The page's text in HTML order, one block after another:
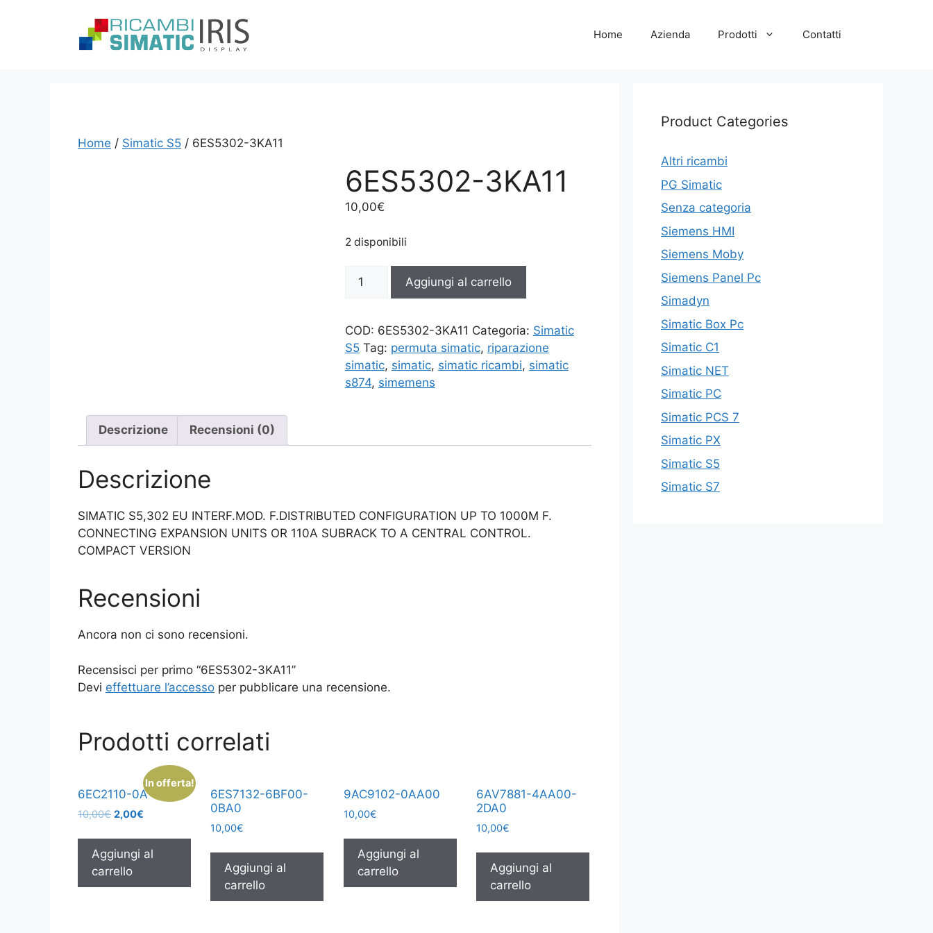
Home Azienda Prodotti Contatti
Home / Simatic S5 / 6ES5302-3KA11
6ES5302-3KA11
10,00€
2 disponibili
3KA11
Aggiungi al carrello
COD: 6ES5302-3KA11 Categoria: Simatic
S5 Tag: permuta simatic, riparazione
simatic, simatic, simatic ricambi, simatic
s874, simemens
Descrizione Recensioni (0)
Descrizione
SIMATIC S5,302 EU INTERF.MOD. F.DISTRIBUTED CONFIGURATION UP TO 1000M F.
CONNECTING EXPANSION UNITS OR 110A SUBRACK TO A CENTRAL CONTROL.
COMPACT VERSION
Recensioni
Ancora non ci sono recensioni.
Recensisci per primo “6ES5302-3KA11”
Devi effettuare l’accesso per pubblicare una recensione.
Prodotti correlati
In offerta!
6EC2110-0A
10,00€ 2,00€
Aggiungi al
carrello
6ES7132-6BF00-
0BA0
10,00€
Aggiungi al
carrello
9AC9102-0AA00
10,00€
Aggiungi al
carrello
6AV7881-4AA00-
2DA0
10,00€
Aggiungi al
carrello
Product Categories
Altri ricambi
PG Simatic
Senza categoria
Siemens HMI
Siemens Moby
Siemens Panel Pc
Simadyn
Simatic Box Pc
Simatic C1
Simatic NET
Simatic PC
Simatic PCS 7
Simatic PX
Simatic S5
Simatic S7